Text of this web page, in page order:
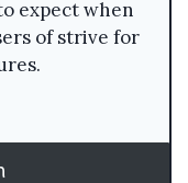
expect when
of strive for